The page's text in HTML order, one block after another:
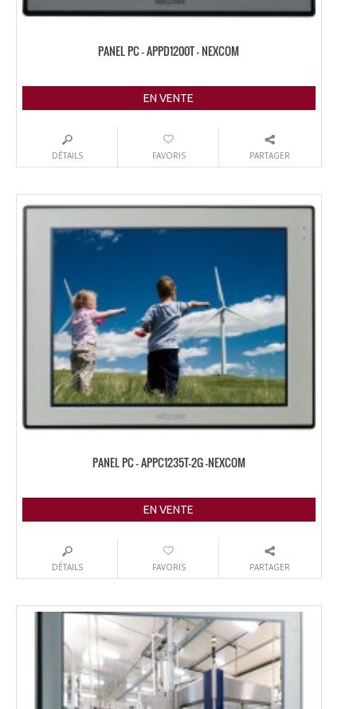
PANEL PC – APPD1200T – NEXCOM
EN VENTE
DÉTAILS FAVORIS PARTAGER
PANEL PC – APPC1235T-2G -NEXCOM
EN VENTE
DÉTAILS FAVORIS PARTAGER